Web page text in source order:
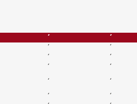
´ ´
´ ´
´ ´
´ ´
´ ´
´ ´